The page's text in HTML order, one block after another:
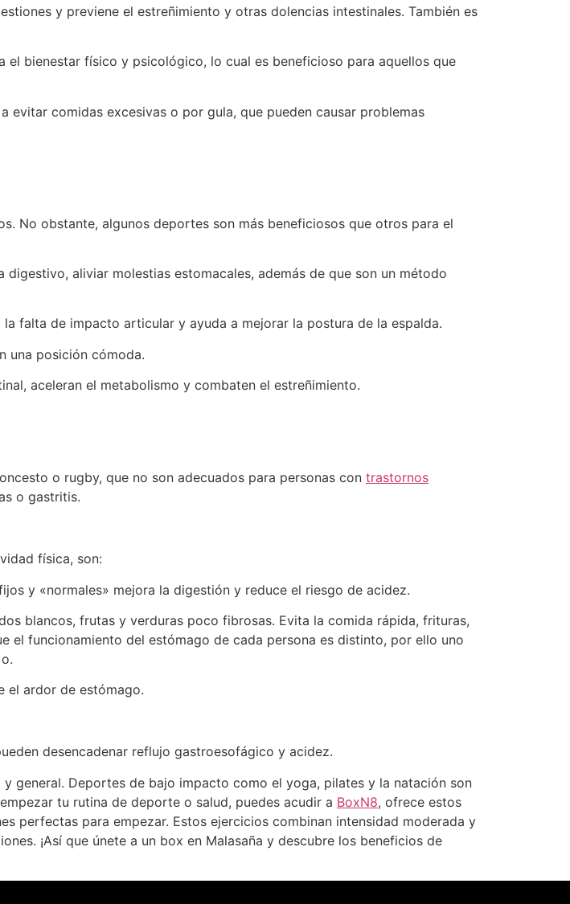
y previene el estreñimiento y otras dolencias intestinales. También es
bienestar físico y psicológico, lo cual es beneficioso para aquellos que
comidas excesivas o por gula, que pueden causar problemas
No obstante, algunos deportes son más beneficiosos que otros para el
aliviar molestias estomacales, además de que son un método
falta de impacto articular y ayuda a mejorar la postura de la espalda.
una posición cómoda.
aceleran el metabolismo y combaten el estreñimiento.
o rugby, que no son adecuados para personas con trastornos
o gastritis.
física, son:
y «normales» mejora la digestión y reduce el riesgo de acidez.
blancos, frutas y verduras poco fibrosas. Evita la comida rápida, frituras,
el funcionamiento del estómago de cada persona es distinto, por ello uno
el ardor de estómago.
desencadenar reflujo gastroesofágico y acidez.
general. Deportes de bajo impacto como el yoga, pilates y la natación son
tu rutina de deporte o salud, puedes acudir a BoxN8, ofrece estos
perfectas para empezar. Estos ejercicios combinan intensidad moderada y
¡Así que únete a un box en Malasaña y descubre los beneficios de